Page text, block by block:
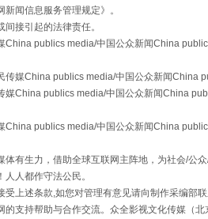
新闻信息服务管理规定》。
接引起的法律责任。
China publics media/中国公众新闻China
传媒China publics media/中国公众新闻
媒China publics media/中国公众新闻China
China publics media/中国公众新闻China
有生力，借助全球互联网主阵地，为社会/公
人都作守法公民。
上述条款,如您对管理有意见请向制作采编
支持帮助与合作交流。众全影视文化传媒（